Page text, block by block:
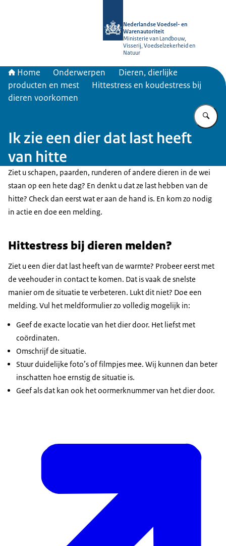
Nederlandse Voedsel- en
Warenautoriteit
Ministerie van Landbouw,
Visserij, Voedselzekerheid en
Natuur
Home Onderwerpen
Dieren, dierlijke
producten en mest
Hittestress en koudestress bij
dieren voorkomen
Ik zie een dier dat last heeft
van hitte
Ziet u schapen, paarden, runderen of andere dieren in de wei
staan op een hete dag? En denkt u dat ze last hebben van de
hitte? Check dan eerst wat er aan de hand is. En kom zo nodig
in actie en doe een melding.
Hittestress bij dieren melden?
Ziet u een dier dat last heeft van de warmte? Probeer eerst met
de veehouder in contact te komen. Dat is vaak de snelste
manier om de situatie te verbeteren. Lukt dit niet? Doe een
melding. Vul het meldformulier zo volledig mogelijk in:
Geef de exacte locatie van het dier door. Het liefst met
coördinaten.
Omschrijf de situatie.
Stuur duidelijke foto’s of filmpjes mee. Wij kunnen dan beter
inschatten hoe ernstig de situatie is.
Geef als dat kan ook het oormerknummer van het dier door.